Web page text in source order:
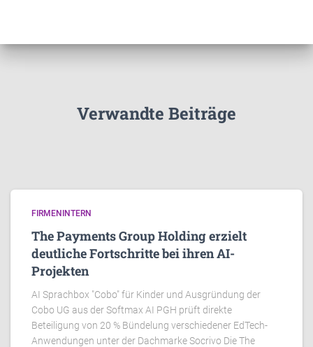
Verwandte Beiträge
FIRMENINTERN
The Payments Group Holding erzielt
deutliche Fortschritte bei ihren AI-
Projekten
AI Sprachbox "Cobo" für Kinder und Ausgründung der
Cobo UG aus der Softmax AI PGH prüft direkte
Beteiligung von 20 % Bündelung verschiedener EdTech-
Anwendungen unter der Dachmarke Socrivo Die The